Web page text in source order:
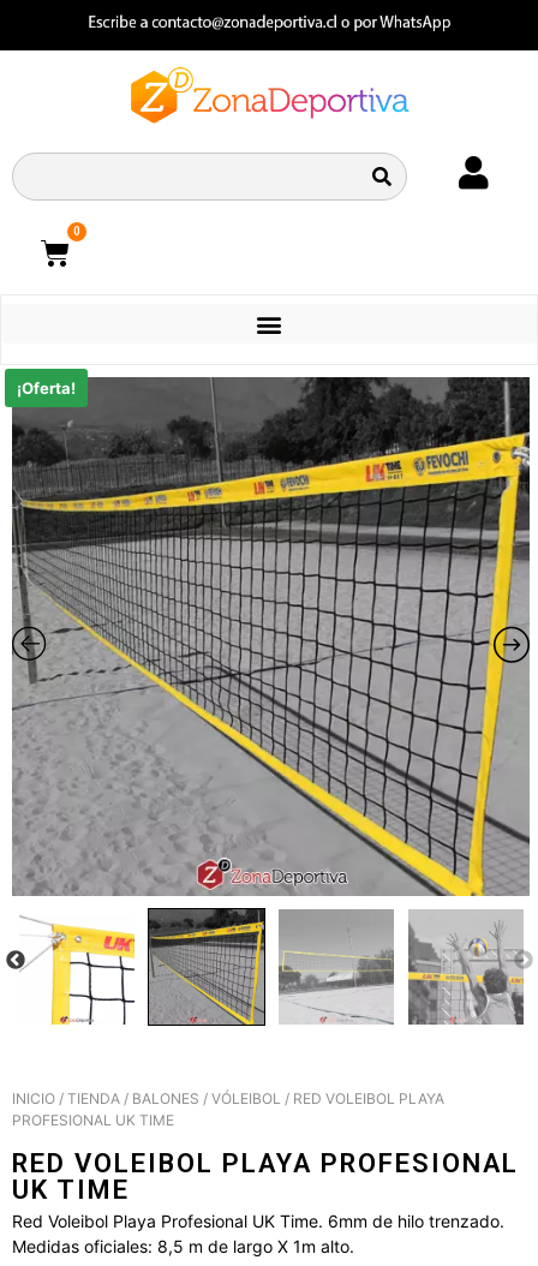
0
¡Oferta!
INICIO / TIENDA / BALONES / VÓLEIBOL / RED VOLEIBOL PLAYA
PROFESIONAL UK TIME
RED VOLEIBOL PLAYA PROFESIONAL
UK TIME
Red Voleibol Playa Profesional UK Time. 6mm de hilo trenzado.
Medidas oficiales: 8,5 m de largo X 1m alto.